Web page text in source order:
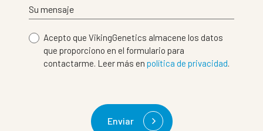
Su mensaje
Acepto que VikingGenetics almacene los datos
que proporciono en el formulario para
contactarme. Leer más en política de privacidad.
Enviar